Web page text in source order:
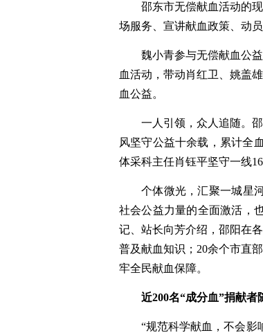
邵东市无偿献血活动的
场服务、宣讲献血政策、动
魏小青参与无偿献血公
血活动，带动肖红卫、姚盖
血公益。
一人引领，众人追随。
风坚守公益十余载，累计全
体采科主任肖钰平坚守一线
个体微光，汇聚一城星
社会公益力量的全面激活，
记、站长向芳介绍，邵阳在
普及献血知识；20余个市直
牢全民献血保障。
近200名“成分血”捐献者
“规范科学献血，不会影